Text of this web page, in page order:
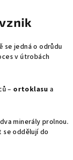
se jedná o odrůdu
v útrobách
– ortoklasu a
minerály prolnou.
se oddělují do